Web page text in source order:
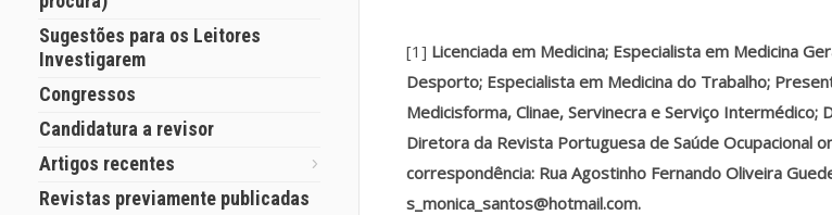
Sugestões para os Leitores
Investigarem
Congressos
Candidatura a revisor
Artigos recentes
Revistas previamente publicadas
[1] Licenciada em Medicina; Especialista em Medicina
Desporto; Especialista em Medicina do Trabalho;
Medicisforma, Clinae, Servinecra e Serviço Intermédico;
Diretora da Revista Portuguesa de Saúde Ocupacional
correspondência: Rua Agostinho Fernando Oliveira
s_monica_santos@hotmail.com.